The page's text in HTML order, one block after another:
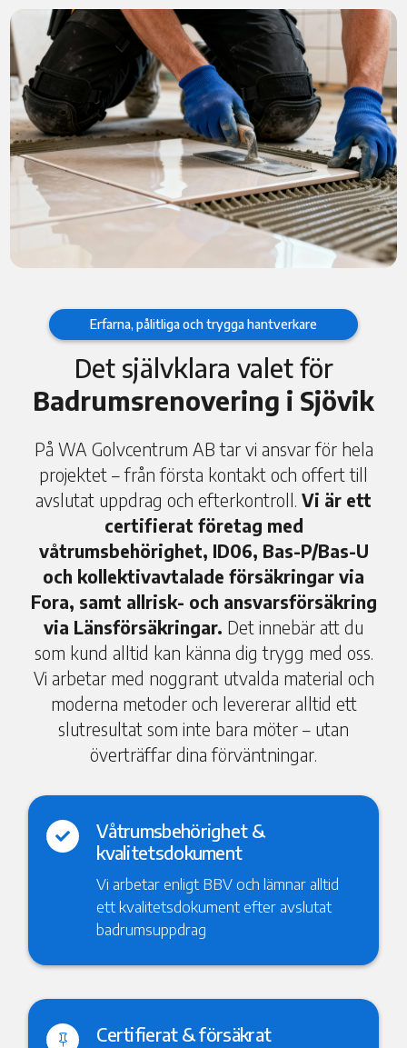
Erfarna, pålitliga och trygga hantverkare
Det självklara valet för
Badrumsrenovering i Sjövik
På WA Golvcentrum AB tar vi ansvar för hela
projektet – från första kontakt och offert till
avslutat uppdrag och efterkontroll. Vi är ett
certifierat företag med
våtrumsbehörighet, ID06, Bas-P/Bas-U
och kollektivavtalade försäkringar via
Fora, samt allrisk- och ansvarsförsäkring
via Länsförsäkringar. Det innebär att du
som kund alltid kan känna dig trygg med oss.
Vi arbetar med noggrant utvalda material och
moderna metoder och levererar alltid ett
slutresultat som inte bara möter – utan
överträffar dina förväntningar.

Våtrumsbehörighet &
kvalitetsdokument
Vi arbetar enligt BBV och lämnar alltid
ett kvalitetsdokument efter avslutat
badrumsuppdrag
 Certifierat & försäkrat